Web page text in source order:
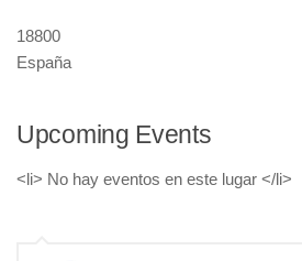
18800
España
Upcoming Events
<li> No hay eventos en este lugar </li>